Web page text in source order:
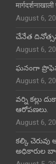
August 6,
చేనేత
August 6,
ఘనంగా
August 6,
వర్ని కల్లు
ఆరోపణలు.
August 6,
కల్కి చెరువు
అధికారుల